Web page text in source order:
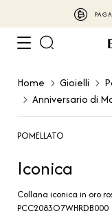
Home Gioielli
Anniversario di
POMELLATO
Iconica
Collana iconica in oro
PCC2083O7WHRDB000